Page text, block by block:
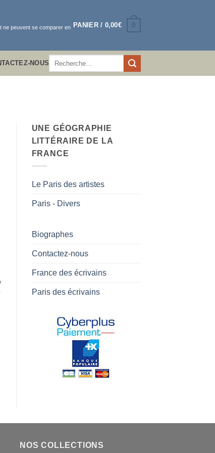
ne peuvent se comparer en PANIER / 0,00€
NOUS
UNE GÉOGRAPHIE
LITTÉRAIRE DE LA
FRANCE
Le Paris des artistes
Paris - Divers
Biographes
Contactez-nous
France des écrivains
Paris des écrivains
NOS COLLECTIONS